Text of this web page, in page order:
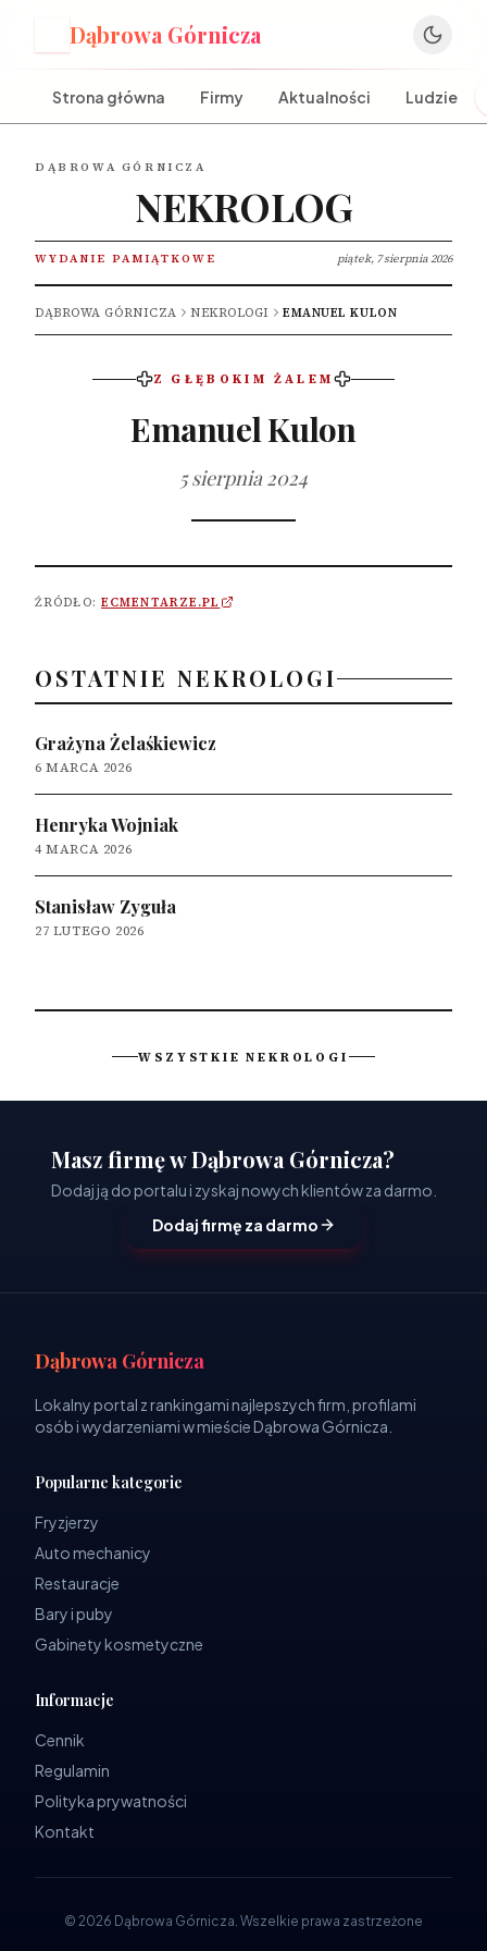
Dąbrowa Górnicza
Strona główna Firmy Aktualności Ludzie
DĄBROWA GÓRNICZA
NEKROLOG
WYDANIE PAMIĄTKOWE piątek, 7 sierpnia 2026
DĄBROWA GÓRNICZA NEKROLOGI EMANUEL KULON
Z GŁĘBOKIM ŻALEM
Emanuel Kulon
5 sierpnia 2024
ŹRÓDŁO: ECMENTARZE.PL
OSTATNIE NEKROLOGI
Grażyna Żelaśkiewicz
6 MARCA 2026
Henryka Wojniak
4 MARCA 2026
Stanisław Zyguła
27 LUTEGO 2026
WSZYSTKIE NEKROLOGI
Masz firmę w Dąbrowa Górnicza?
Dodaj ją do portalu i zyskaj nowych klientów za darmo.
Dodaj firmę za darmo
Dąbrowa Górnicza
Lokalny portal z rankingami najlepszych firm, profilami
osób i wydarzeniami w mieście Dąbrowa Górnicza.
Popularne kategorie
Fryzjerzy
Auto mechanicy
Restauracje
Bary i puby
Gabinety kosmetyczne
Informacje
Cennik
Regulamin
Polityka prywatności
Kontakt
© 2026 Dąbrowa Górnicza. Wszelkie prawa zastrzeżone